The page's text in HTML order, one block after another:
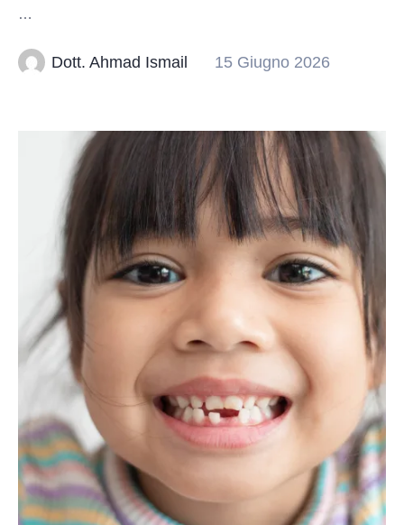
…
Dott. Ahmad Ismail 15 Giugno 2026